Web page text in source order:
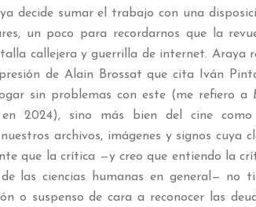
decide sumar el trabajo con una
un poco para recordarnos que la
callejera y guerrilla de internet. Araya
de Alain Brossat que cita Iván
sin problemas con este (me refiero a
2024), sino más bien del cine
archivos, imágenes y signos cuya
que la crítica —y creo que entiendo la
las ciencias humanas en general— no
o suspenso de cara a reconocer las